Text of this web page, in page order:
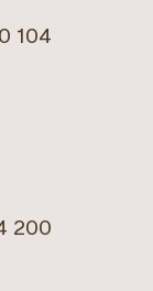
104
200